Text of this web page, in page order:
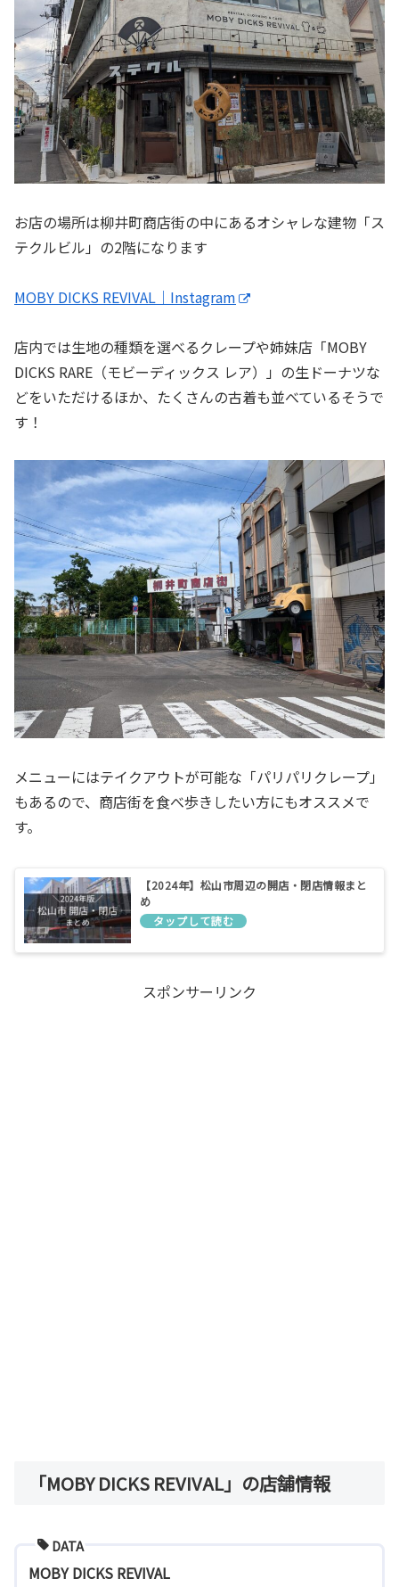
お店の場所は柳井町商店街の中にあるオシャレな建物「ス
テクルビル」の2階になります
MOBY DICKS REVIVAL｜Instagram
店内では生地の種類を選べるクレープや姉妹店「MOBY
DICKS RARE（モビーディックス レア）」の生ドーナツな
どをいただけるほか、たくさんの古着も並べているそうで
す！
メニューにはテイクアウトが可能な「パリパリクレープ」
もあるので、商店街を食べ歩きしたい方にもオススメで
す。
【2024年】松山市周辺の開店・閉店情報まと
め
スポンサーリンク
「MOBY DICKS REVIVAL」の店舗情報
DATA
MOBY DICKS REVIVAL